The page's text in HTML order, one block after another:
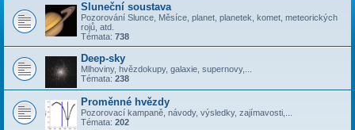
Sluneční soustava
Pozorování Slunce, Měsíce, planet, planetek, komet, meteorických
rojů, atd.
Témata: 738
Deep-sky
Mlhoviny, hvězdokupy, galaxie, supernovy,...
Témata: 238
Proměnné hvězdy
Pozorovací kampaně, návody, výsledky, zajímavosti,...
Témata: 202